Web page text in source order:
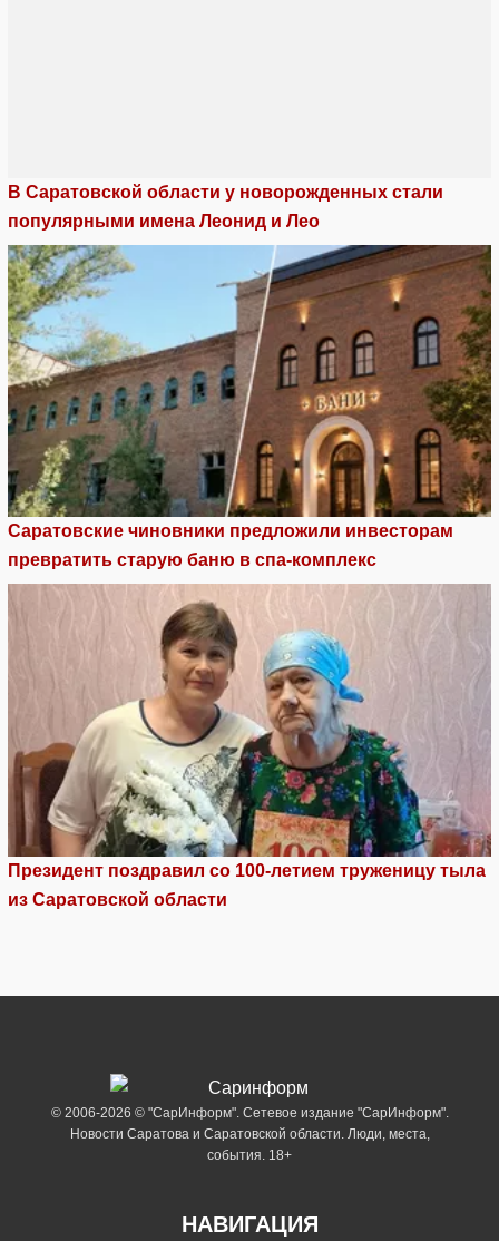
В Саратовской области у новорожденных стали
популярными имена Леонид и Лео
Саратовские чиновники предложили инвесторам
превратить старую баню в спа-комплекс
Президент поздравил со 100-летием труженицу тыла
из Саратовской области
© 2006-2026 © "СарИнформ". Сетевое издание "СарИнформ".
Новости Саратова и Саратовской области. Люди, места,
события. 18+
НАВИГАЦИЯ